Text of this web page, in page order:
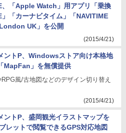
、「Apple Watch」用アプリ「乗換
」「カーナビタイム」「NAVITIME
UK」を公開
(2015/4/21)
ントP、Windowsストア向け本格地
MapFan」を無償提供
風/古地図などのデザイン切り替え
(2015/4/21)
ントP、盛岡観光イラストマップを
レットで閲覧できるGPS対応地図